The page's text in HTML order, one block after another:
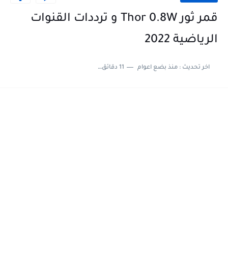
قمر ثور Thor 0.8W و ترددات القنوات
الرياضية 2022
اخر تحديث :منذ بضع اعوام 11 دقائق للقراءة